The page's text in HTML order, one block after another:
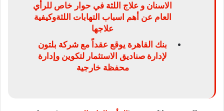
الاسنان و علاج اللثة في حوار خاص للرأي
العام عن أهم اسباب التهابات اللثةوكيفية
علاجها
بنك القاهرة يوقع عقداً مع شركة بلتون
لإدارة صناديق الاستثمار لتكوين وإدارة
محفظة خارجية